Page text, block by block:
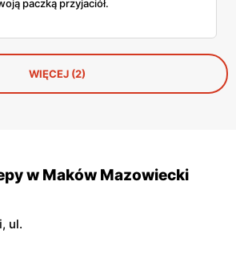
paczką przyjaciół.
WIĘCEJ (2)
w Maków Mazowiecki
ul.